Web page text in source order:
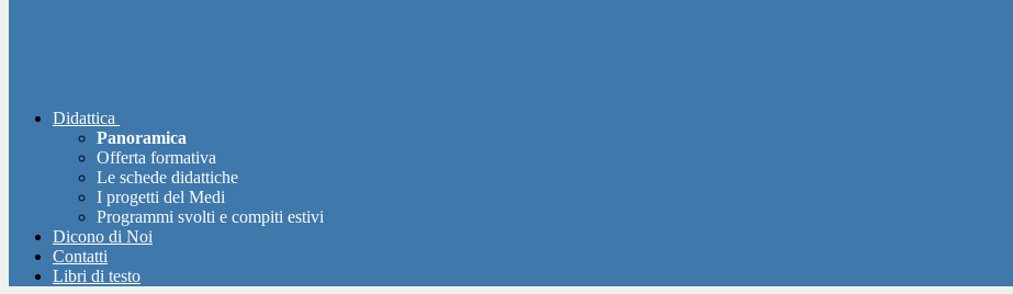
Didattica
Panoramica
Offerta formativa
Le schede didattiche
I progetti del Medi
Programmi svolti e compiti estivi
Dicono di Noi
Contatti
Libri di testo